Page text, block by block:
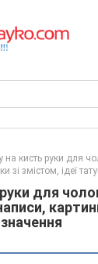
на кисть руки для
зі змістом, ідеї
для